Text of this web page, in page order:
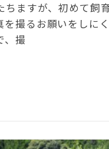
ますが、初めて飼
撮るお願いをしに
、撮